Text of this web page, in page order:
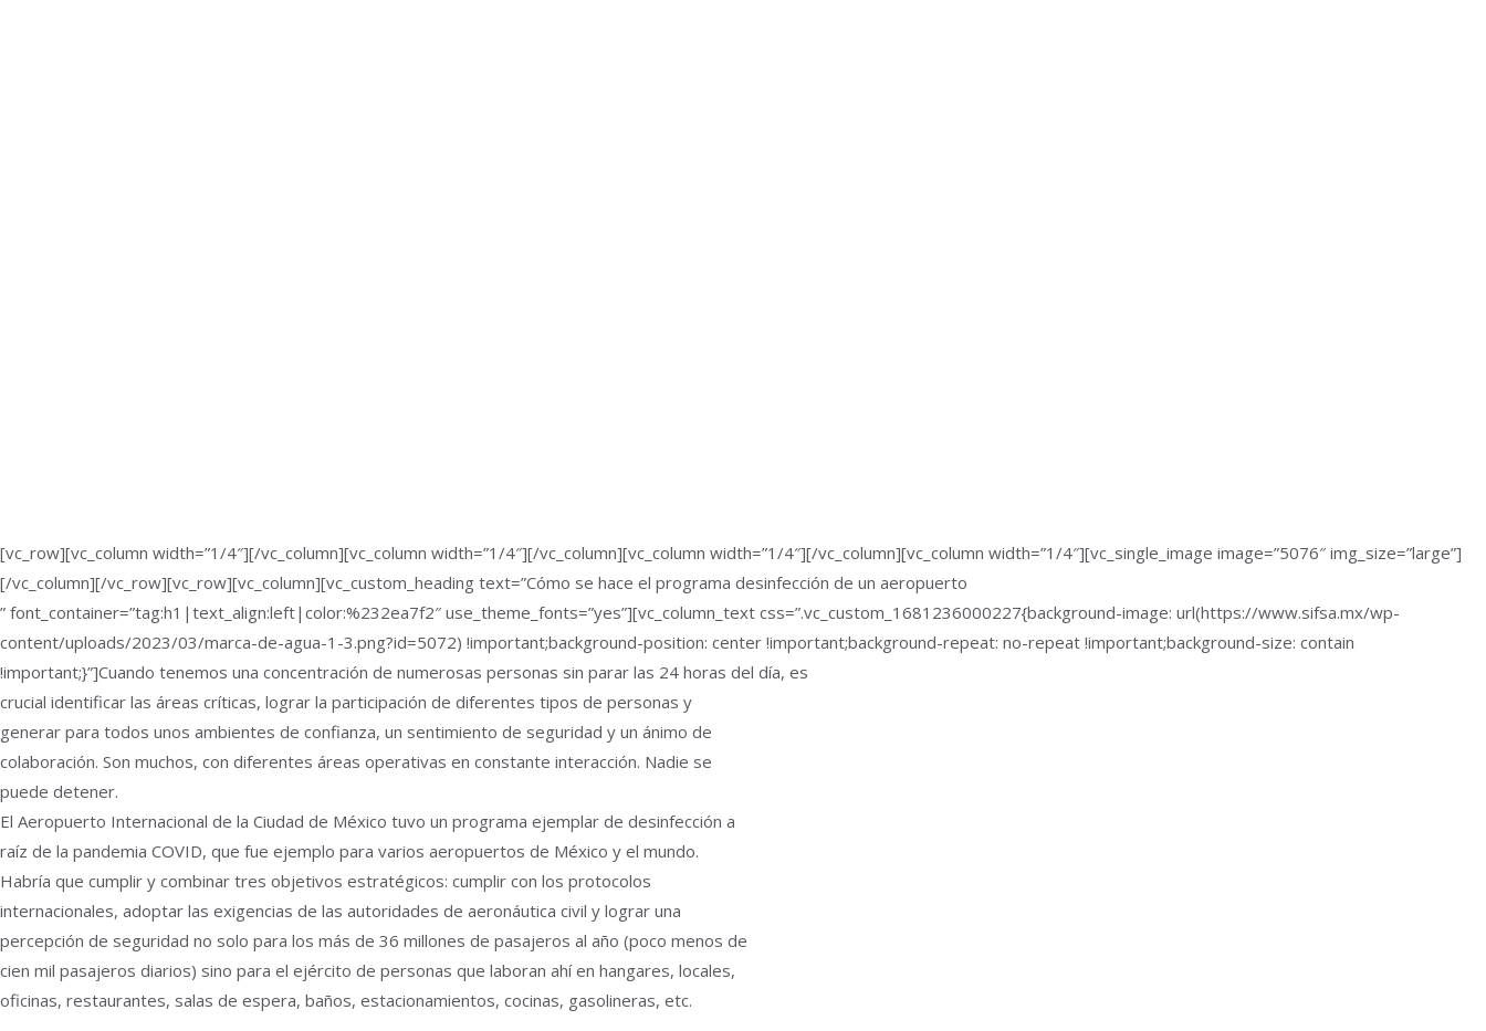
[vc_row][vc_column width=”1/4″][/vc_column][vc_column width=”1/4″][/vc_column][vc_column width=”1/4″][/vc_column][vc_column width=”1/4″][vc_single_image image=”5076″ img_size=”large”]
[/vc_column][/vc_row][vc_row][vc_column][vc_custom_heading text=”Cómo se hace el programa desinfección de un aeropuerto
” font_container=”tag:h1|text_align:left|color:%232ea7f2″ use_theme_fonts=”yes”][vc_column_text css=”.vc_custom_1681236000227{background-image: url(https://www.sifsa.mx/wp-
content/uploads/2023/03/marca-de-agua-1-3.png?id=5072) !important;background-position: center !important;background-repeat: no-repeat !important;background-size: contain
!important;}”]Cuando tenemos una concentración de numerosas personas sin parar las 24 horas del día, es
crucial identificar las áreas críticas, lograr la participación de diferentes tipos de personas y
generar para todos unos ambientes de confianza, un sentimiento de seguridad y un ánimo de
colaboración. Son muchos, con diferentes áreas operativas en constante interacción. Nadie se
puede detener.
El Aeropuerto Internacional de la Ciudad de México tuvo un programa ejemplar de desinfección a
raíz de la pandemia COVID, que fue ejemplo para varios aeropuertos de México y el mundo.
Habría que cumplir y combinar tres objetivos estratégicos: cumplir con los protocolos
internacionales, adoptar las exigencias de las autoridades de aeronáutica civil y lograr una
percepción de seguridad no solo para los más de 36 millones de pasajeros al año (poco menos de
cien mil pasajeros diarios) sino para el ejército de personas que laboran ahí en hangares, locales,
oficinas, restaurantes, salas de espera, baños, estacionamientos, cocinas, gasolineras, etc.